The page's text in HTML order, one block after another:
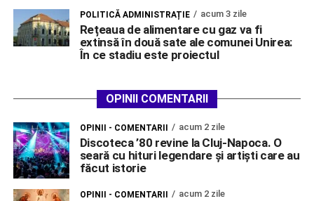
POLITICĂ ADMINISTRAȚIE acum 3 zile
Rețeaua de alimentare cu gaz va fi
extinsă în două sate ale comunei Unirea:
În ce stadiu este proiectul
OPINII COMENTARII
OPINII - COMENTARII acum 2 zile
Discoteca ’80 revine la Cluj-Napoca. O
seară cu hituri legendare și artiști care au
făcut istorie
OPINII - COMENTARII acum 2 zile